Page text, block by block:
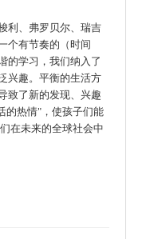
利、弗罗贝尔、瑞吉
个有节奏的（时间
的学习，我们纳入了
兴趣。平衡的生活方
致了新的发现、兴趣
的热情"，使孩子们能
在未来的全球社会中